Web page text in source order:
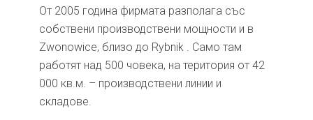
От 2005 година фирмата разполага със
собствени производствени мощности и в
Zwonowice, близо до Rybnik . Само там
работят над 500 човека, на територия от 42
000 кв.м. – производствени линии и
складове.